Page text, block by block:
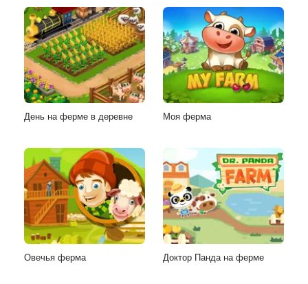
День на ферме в деревне Моя ферма
Овечья ферма Доктор Панда на ферме